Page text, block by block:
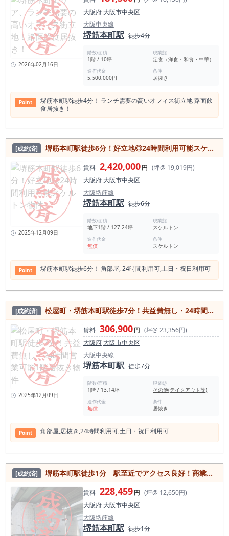
2026年02月16日
大阪府 大阪市中央区
大阪中央線
堺筋本町駅 徒歩4分
階数/面積
1階 / 10坪
現業態
定食（洋食・和食・中華）
造作代金
5,500,000円
条件
居抜き
Point
堺筋本町駅徒歩4分！ ランチ需要の高いオフィス街立地 路面飲
食居抜き！
[成約済] 堺筋本町駅徒歩6分！好立地◎24時間利用可能スケルトン物件
2025年12月09日
賃料 2,420,000円 (坪@ 19,019円)
大阪府 大阪市中央区
大阪堺筋線
堺筋本町駅 徒歩6分
階数/面積
地下1階 / 127.24坪
現業態
スケルトン
造作代金
無償
条件
スケルトン
Point 堺筋本町駅徒歩6分！ ⾓部屋, 24時間利⽤可,⼟⽇・祝⽇利⽤可
[成約済] 松屋町・堺筋本町駅徒歩7分！共益費無し・24時間営業可能1階居抜き物件
2025年12月09日
賃料 306,900円 (坪@ 23,356円)
大阪府 大阪市中央区
大阪中央線
堺筋本町駅 徒歩7分
階数/面積
1階 / 13.14坪
現業態
その他(テイクアウト等)
造作代金
無償
条件
居抜き
Point ⾓部屋,居抜き,24時間利⽤可,⼟⽇・祝⽇利⽤可
[成約済] 堺筋本町駅徒歩1分 駅至近でアクセス良好！商業ビル内店舗
賃料 228,459円 (坪@ 12,650円)
大阪府 大阪市中央区
大阪堺筋線
堺筋本町駅 徒歩1分